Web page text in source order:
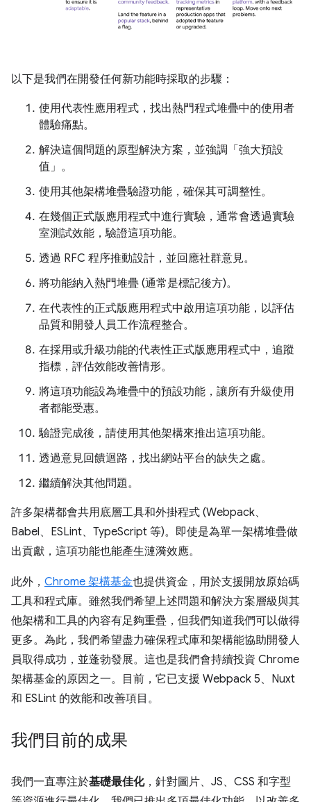
以下是我們在開發任何新功能時採取的步驟：
使用代表性應用程式，找出熱門程式堆疊中的使用者
體驗痛點。
解決這個問題的原型解決方案，並強調「強大預設
值」。
使用其他架構堆疊驗證功能，確保其可調整性。
在幾個正式版應用程式中進行實驗，通常會透過實驗
室測試效能，驗證這項功能。
透過 RFC 程序推動設計，並回應社群意見。
將功能納入熱門堆疊 (通常是標記後方)。
在代表性的正式版應用程式中啟用這項功能，以評估
品質和開發人員工作流程整合。
在採用或升級功能的代表性正式版應用程式中，追蹤
指標，評估效能改善情形。
將這項功能設為堆疊中的預設功能，讓所有升級使用
者都能受惠。
驗證完成後，請使用其他架構來推出這項功能。
透過意見回饋迴路，找出網站平台的缺失之處。
繼續解決其他問題。
許多架構都會共用底層工具和外掛程式 (Webpack、
Babel、ESLint、TypeScript 等)。即使是為單一架構堆疊做
出貢獻，這項功能也能產生漣漪效應。
此外， Chrome 架構基金也提供資金，用於支援開放原始碼
工具和程式庫。雖然我們希望上述問題和解決方案層級與其
他架構和工具的內容有足夠重疊，但我們知道我們可以做得
更多。為此，我們希望盡力確保程式庫和架構能協助開發人
員取得成功，並蓬勃發展。這也是我們會持續投資 Chrome
架構基金的原因之一。目前，它已支援 Webpack 5、Nuxt
和 ESLint 的效能和改善項目。
我們目前的成果
我們一直專注於基礎最佳化，針對圖片、JS、CSS 和字型